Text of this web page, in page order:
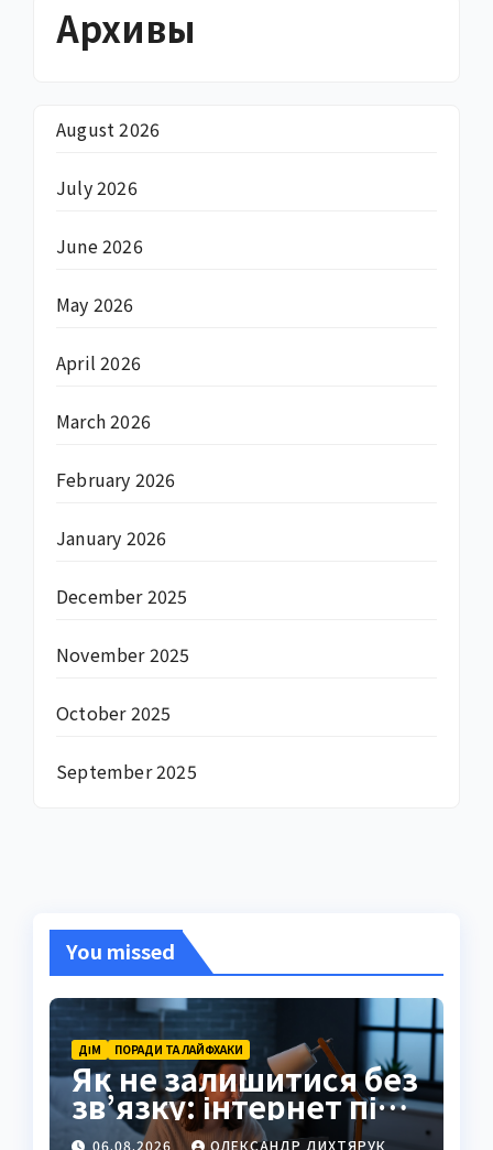
Архивы
August 2026
July 2026
June 2026
May 2026
April 2026
March 2026
February 2026
January 2026
December 2025
November 2025
October 2025
September 2025
You missed
ДІМ ПОРАДИ ТА ЛАЙФХАКИ
Як не залишитися без
зв’язку: інтернет під
час відключень світла
06.08.2026
ОЛЕКСАНДР ДИХТЯРУК